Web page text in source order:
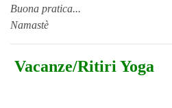
Buona pratica...
Namastè
Vacanze/Ritiri Yoga